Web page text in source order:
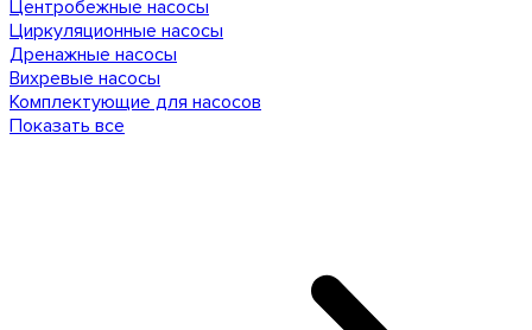
Центробежные насосы
Циркуляционные насосы
Дренажные насосы
Вихревые насосы
Комплектующие для насосов
Показать все